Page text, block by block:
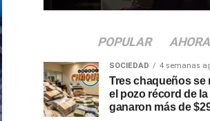
POPULAR AHORA
SOCIEDAD 4 semanas
Tres chaqueños se
el pozo récord de
ganaron más de